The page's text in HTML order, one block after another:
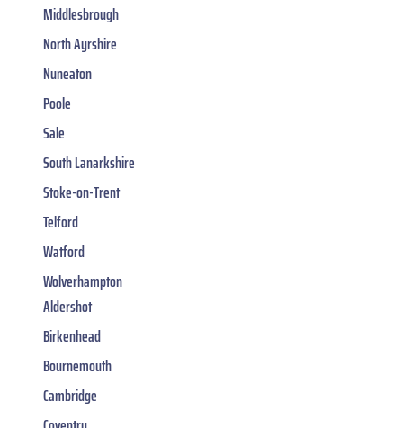
Middlesbrough
North Ayrshire
Nuneaton
Poole
Sale
South Lanarkshire
Stoke-on-Trent
Telford
Watford
Wolverhampton
Aldershot
Birkenhead
Bournemouth
Cambridge